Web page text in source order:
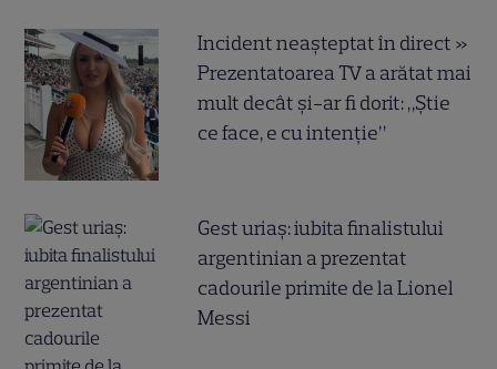
Incident neașteptat în direct »
Prezentatoarea TV a arătat mai
mult decât și-ar fi dorit: „Știe
ce face, e cu intenție”
Gest uriaș: iubita finalistului
argentinian a prezentat
cadourile primite de la Lionel
Messi